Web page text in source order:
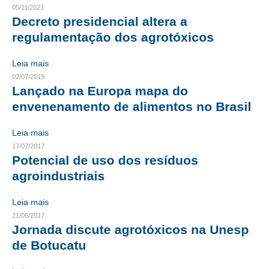
JURÍDICO
CONSULTORIA
ACORDOS, CONVENÇÕES E DISSÍDIOS
CONTRIBUIÇÕES
CONTRIBUIÇÃO SINDICAL URBANA
FGTS EXPURGOS
FGTS CORREÇÃO
05/11/2021
Decreto presidencial altera a
regulamentação dos agrotóxicos
Leia mais
02/07/2019
Lançado na Europa mapa do
envenenamento de alimentos no Brasil
Leia mais
17/07/2017
Potencial de uso dos resíduos
agroindustriais
Leia mais
21/06/2017
Jornada discute agrotóxicos na Unesp
de Botucatu